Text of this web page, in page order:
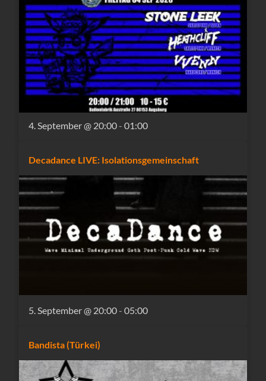
4. September @ 20:00-01:00
Decadance LIVE: Isolationsgemeinschaft
5. September @ 20:00-05:00
Bandista (Türkei)